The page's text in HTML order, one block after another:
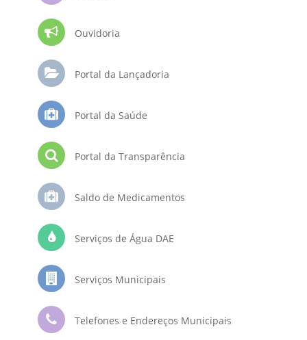
Ouvidoria
Portal da Lançadoria
Portal da Saúde
Portal da Transparência
Saldo de Medicamentos
Serviços de Água DAE
Serviços Municipais
Telefones e Endereços Municipais